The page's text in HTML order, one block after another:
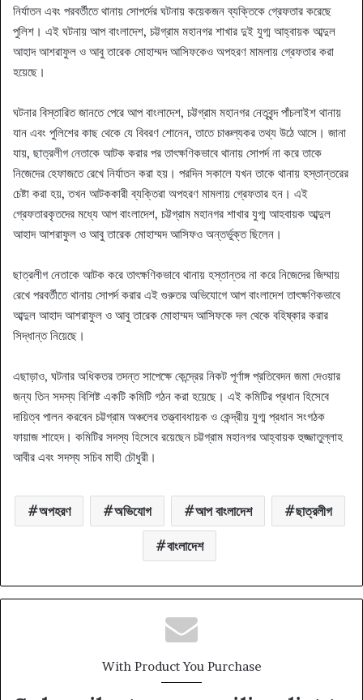
নির্যাতন এবং পরবর্তীতে থানায় সোপর্দের ঘটনায় কয়েকজন ব্যক্তিকে গ্রেফতার করেছে
পুলিশ। এই ঘটনায় আপ বাংলাদেশ, চট্টগ্রাম মহানগর শাখার দুই যুগ্ম আহ্বায়ক আব্দুল
আহাদ আশরাফুল ও আবু তারেক মোহাম্মদ আসিফকেও অপহরণ মামলায় গ্রেফতার করা
হয়েছে।
ঘটনার বিস্তারিত জানতে পেরে আপ বাংলাদেশ, চট্টগ্রাম মহানগর নেতৃবৃন্দ পাঁচলাইশ থানায়
যান এবং পুলিশের কাছ থেকে যে বিবরণ শোনেন, তাতে চাঞ্চল্যকর তথ্য উঠে আসে। জানা
যায়, ছাত্রলীগ নেতাকে আটক করার পর তাৎক্ষণিকভাবে থানায় সোপর্দ না করে তাকে
নিজেদের হেফাজতে রেখে নির্যাতন করা হয়। পরদিন সকালে যখন তাকে থানায় হস্তান্তরের
চেষ্টা করা হয়, তখন আটককারী ব্যক্তিরা অপহরণ মামলায় গ্রেফতার হন। এই
গ্রেফতারকৃতদের মধ্যে আপ বাংলাদেশ, চট্টগ্রাম মহানগর শাখার যুগ্ম আহবায়ক আব্দুল
আহাদ আশরাফুল ও আবু তারেক মোহাম্মদ আসিফও অন্তর্ভুক্ত ছিলেন।
ছাত্রলীগ নেতাকে আটক করে তাৎক্ষণিকভাবে থানায় হস্তান্তর না করে নিজেদের জিম্মায়
রেখে পরবর্তীতে থানায় সোপর্দ করার এই গুরুতর অভিযোগে আপ বাংলাদেশ তাৎক্ষণিকভাবে
আব্দুল আহাদ আশরাফুল ও আবু তারেক মোহাম্মদ আসিফকে দল থেকে বহিষ্কার করার
সিদ্ধান্ত নিয়েছে।
এছাড়াও, ঘটনার অধিকতর তদন্ত সাপেক্ষে কেন্দ্রের নিকট পূর্ণাঙ্গ প্রতিবেদন জমা দেওয়ার
জন্য তিন সদস্য বিশিষ্ট একটি কমিটি গঠন করা হয়েছে। এই কমিটির প্রধান হিসেবে
দায়িত্ব পালন করবেন চট্টগ্রাম অঞ্চলের তত্ত্বাবধায়ক ও কেন্দ্রীয় যুগ্ম প্রধান সংগঠক
ফায়াজ শাহেদ। কমিটির সদস্য হিসেবে রয়েছেন চট্টগ্রাম মহানগর আহ্বায়ক হুজ্জাতুল্লাহ
আবীর এবং সদস্য সচিব মাহী চৌধুরী।
অপহরণ অভিযোগ আপ বাংলাদেশ ছাত্রলীগ
বাংলাদেশ
With Product You Purchase